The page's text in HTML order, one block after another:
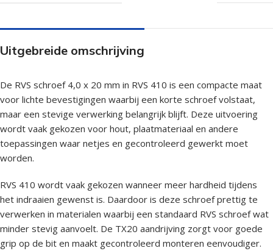
Uitgebreide omschrijving
De RVS schroef 4,0 x 20 mm in RVS 410 is een compacte maat
voor lichte bevestigingen waarbij een korte schroef volstaat,
maar een stevige verwerking belangrijk blijft. Deze uitvoering
wordt vaak gekozen voor hout, plaatmateriaal en andere
toepassingen waar netjes en gecontroleerd gewerkt moet
worden.
RVS 410 wordt vaak gekozen wanneer meer hardheid tijdens
het indraaien gewenst is. Daardoor is deze schroef prettig te
verwerken in materialen waarbij een standaard RVS schroef wat
minder stevig aanvoelt. De TX20 aandrijving zorgt voor goede
grip op de bit en maakt gecontroleerd monteren eenvoudiger.